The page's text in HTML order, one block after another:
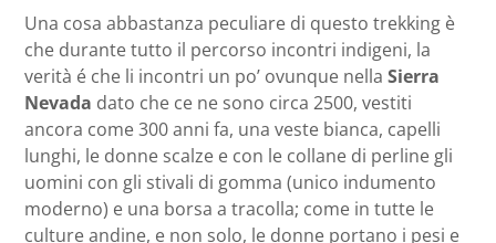
Una cosa abbastanza peculiare di questo trekking è
che durante tutto il percorso incontri indigeni, la
verità é che li incontri un po’ ovunque nella Sierra
Nevada dato che ce ne sono circa 2500, vestiti
ancora come 300 anni fa, una veste bianca, capelli
lunghi, le donne scalze e con le collane di perline gli
uomini con gli stivali di gomma (unico indumento
moderno) e una borsa a tracolla; come in tutte le
culture andine, e non solo, le donne portano i pesi e